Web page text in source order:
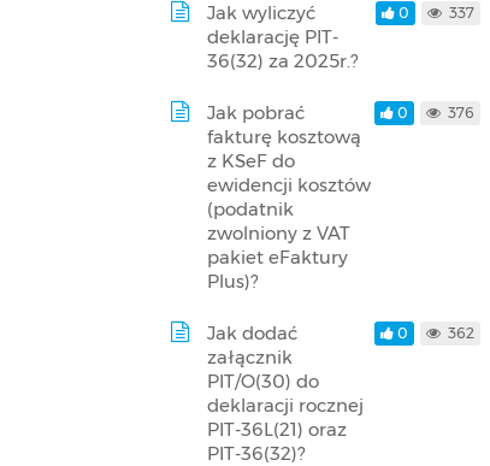
Jak wyliczyć
deklarację PIT-
36(32) za 2025r.?
0 337
Jak pobrać
fakturę kosztową
z KSeF do
ewidencji kosztów
(podatnik
zwolniony z VAT
pakiet eFaktury
Plus)?
0 376
Jak dodać
załącznik
PIT/O(30) do
deklaracji rocznej
PIT-36L(21) oraz
PIT-36(32)?
0 362